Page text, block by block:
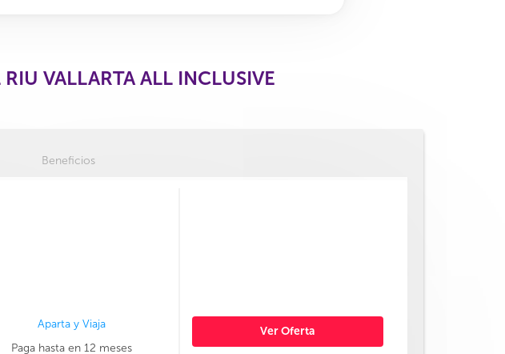
VALLARTA ALL INCLUSIVE
Beneficios
Aparta y Viaja
Paga hasta en 12 meses
Ver Oferta